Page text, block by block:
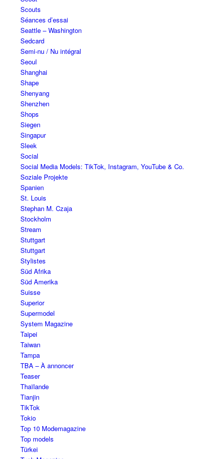
Scouts
Séances d’essai
Seattle – Washington
Sedcard
Semi-nu / Nu intégral
Seoul
Shanghai
Shape
Shenyang
Shenzhen
Shops
Siegen
Singapur
Sleek
Social
Social Media Models: TikTok, Instagram, YouTube & Co.
Soziale Projekte
Spanien
St. Louis
Stephan M. Czaja
Stockholm
Stream
Stuttgart
Stuttgart
Stylistes
Süd Afrika
Süd Amerika
Suisse
Superior
Supermodel
System Magazine
Taipei
Taiwan
Tampa
TBA – À annoncer
Teaser
Thaïlande
Tianjin
TikTok
Tokio
Top 10 Modemagazine
Top models
Türkei